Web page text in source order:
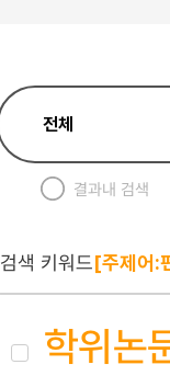
결과내 검색
검색 키워드[주제어:
학위논